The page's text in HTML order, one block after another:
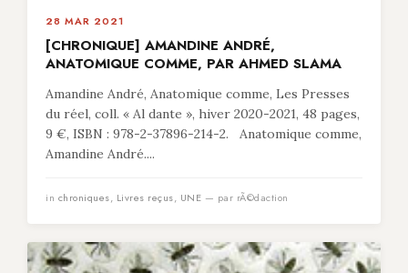
28 MAR 2021
[CHRONIQUE] AMANDINE ANDRÉ,
ANATOMIQUE COMME, PAR AHMED SLAMA
Amandine André, Anatomique comme, Les Presses
du réel, coll. « Al dante », hiver 2020-2021, 48 pages,
9 €, ISBN : 978-2-37896-214-2. Anatomique comme,
Amandine André....
in chroniques, Livres reçus, UNE — par rÃ©daction